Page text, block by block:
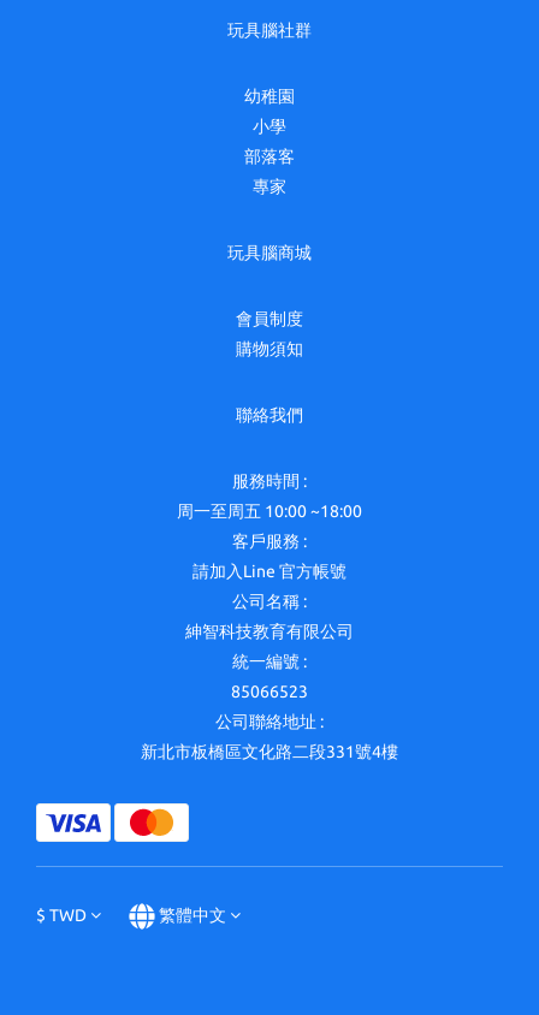
玩具腦社群
幼稚園
小學
部落客
專家
玩具腦商城
會員制度
購物須知
聯絡我們
服務時間 :
周一至周五 10:00 ~18:00
客戶服務 :
請加入Line 官方帳號
公司名稱 :
紳智科技教育有限公司
統一編號 :
85066523
公司聯絡地址 :
新北市板橋區文化路二段331號4樓
$ TWD 繁體中文